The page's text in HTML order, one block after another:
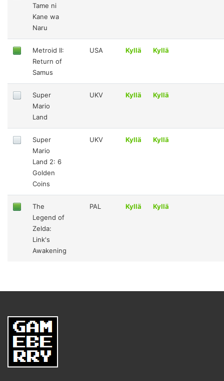
Tame ni
Kane wa
Naru
Metroid II:
Return of
Samus
USA Kyllä Kyllä
Super
Mario
Land
UKV Kyllä Kyllä
Super
Mario
Land 2: 6
Golden
Coins
UKV Kyllä Kyllä
The
Legend of
Zelda:
Link's
Awakening
PAL Kyllä Kyllä